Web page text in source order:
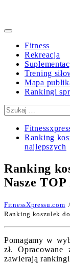
Primary
Fitness
Rekreacja
Trening
Mapa
Rankingi
Szukaj:
Ranking
najlepszych
Ranking
Nasze
FitnessXpressu.com
Ranking koszulek
Pomagamy w
zł.
zawierają